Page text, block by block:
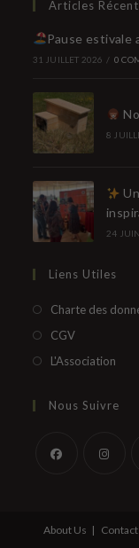
Articles
Pause estivale
31 JUILLET 2026 / 0
8
24
Liens Utiles
Charte des
CGVS’ouvre
dans
nouvel
L'Association
un
Nous Suivre
un
un
About Us